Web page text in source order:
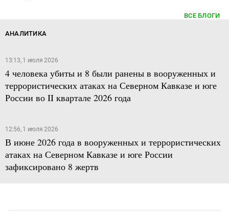
ВСЕ БЛОГИ
АНАЛИТИКА
13:13, 1 июля 2026
4 человека убиты и 8 были ранены в вооруженных и
террористических атаках на Северном Кавказе и юге
России во II квартале 2026 года
12:56, 1 июля 2026
В июне 2026 года в вооруженных и террористических
атаках на Северном Кавказе и юге России
зафиксировано 8 жертв